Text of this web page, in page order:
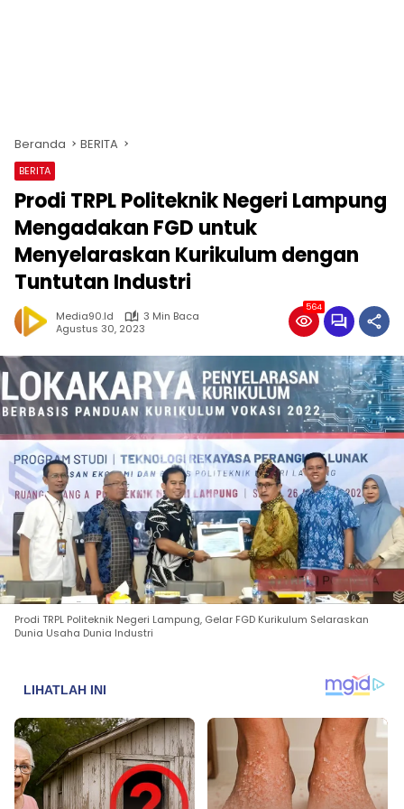
Beranda BERITA
BERITA
Prodi TRPL Politeknik Negeri Lampung
Mengadakan FGD untuk
Menyelaraskan Kurikulum dengan
Tuntutan Industri
Media90.id
3 Min Baca
Agustus 30, 2023
564
Prodi TRPL Politeknik Negeri Lampung, Gelar FGD Kurikulum Selaraskan
Dunia Usaha Dunia Industri